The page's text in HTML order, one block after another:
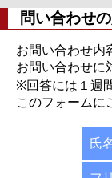
問い合わせ
お問い合わせ内
お問い合わせに
※回答には１週
このフォームに
氏